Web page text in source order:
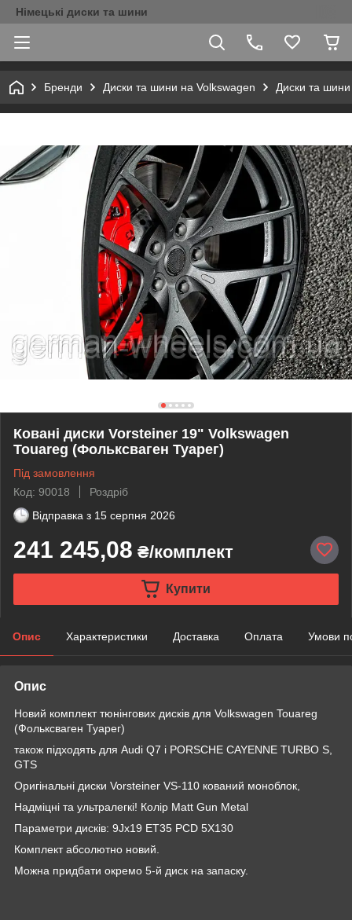
Німецькі диски та шини
Бренди Диски та шини на Volkswagen Диски та
Ковані диски Vorsteiner 19" Volkswagen
Touareg (Фольксваген Туарег)
Під замовлення
Код: 90018
Роздріб
Відправка з 15 серпня 2026
241 245,08 ₴/комплект
Купити
Опис Характеристики Доставка Оплата Умови
Опис
Новий комплект тюнінгових дисків для Volkswagen Touareg
(Фольксваген Туарег)
також підходять для Audi Q7 і PORSCHE CAYENNE TURBO S,
GTS
Оригінальні диски Vorsteiner VS-110 кований моноблок,
Надміцні та ультралегкі! Колір Matt Gun Metal
Параметри дисків: 9Jх19 ET35 PCD 5X130
Комплект абсолютно новий.
Можна придбати окремо 5-й диск на запаску.